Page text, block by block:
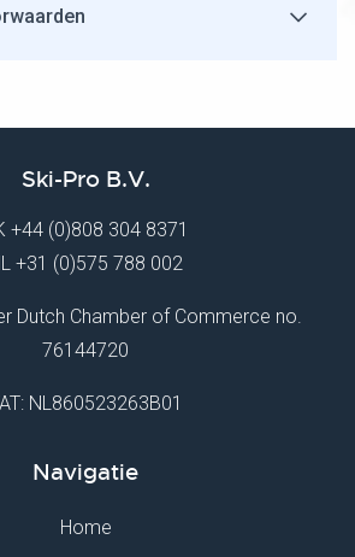
Ski-Pro B.V.
+44 (0)808 304 8371
+31 (0)575 788 002
Dutch Chamber of Commerce no.
76144720
NL860523263B01
Navigatie
Home